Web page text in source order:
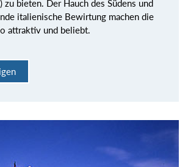
zu bieten. Der Hauch des Südens und
italienische Bewirtung machen die
attraktiv und beliebt.